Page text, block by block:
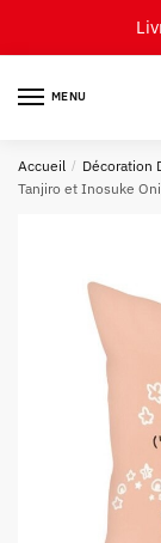
MENU
Accueil / Décoration
Tanjiro et Inosuke